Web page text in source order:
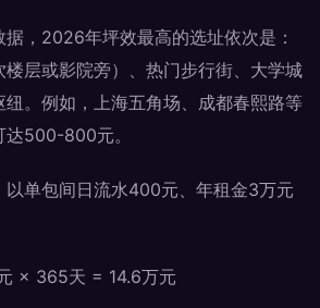
，2026年坪效最高的选址依次是：
楼层或影院旁）、热门步行街、大学城
。例如，上海五角场、成都春熙路等
500-800元。
以单包间日流水400元、年租金3万元
× 365天 = 14.6万元